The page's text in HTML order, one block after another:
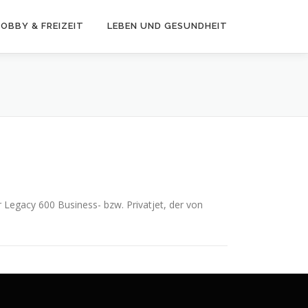
& FREIZEIT LEBEN UND GESUNDHEIT
600 Business- bzw. Privatjet, der von